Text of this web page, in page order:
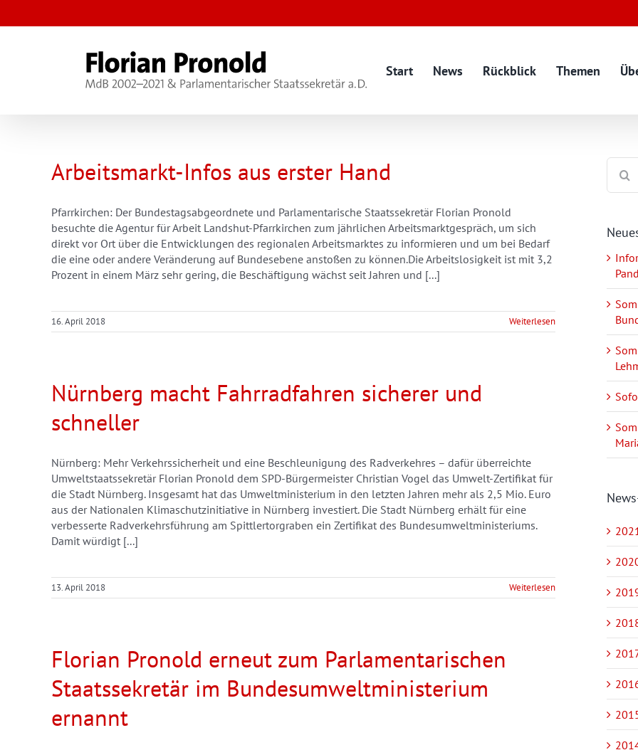
Inhalt
Start News Rückblick Themen
Arbeitsmarkt-Infos aus erster Hand
Pfarrkirchen: Der Bundestagsabgeordnete und Parlamentarische Staatssekretär Florian Pronold
besuchte die Agentur für Arbeit Landshut-Pfarrkirchen zum jährlichen Arbeitsmarktgespräch, um sich
direkt vor Ort über die Entwicklungen des regionalen Arbeitsmarktes zu informieren und um bei Bedarf
die eine oder andere Veränderung auf Bundesebene anstoßen zu können.Die Arbeitslosigkeit ist mit 3,2
Prozent in einem März sehr gering, die Beschäftigung wächst seit Jahren und [...]
16. April 2018 Weiterlesen
Nürnberg macht Fahrradfahren sicherer und
schneller
Nürnberg: Mehr Verkehrssicherheit und eine Beschleunigung des Radverkehres – dafür überreichte
Umweltstaatssekretär Florian Pronold dem SPD-Bürgermeister Christian Vogel das Umwelt-Zertifikat für
die Stadt Nürnberg. Insgesamt hat das Umweltministerium in den letzten Jahren mehr als 2,5 Mio. Euro
aus der Nationalen Klimaschutzinitiative in Nürnberg investiert. Die Stadt Nürnberg erhält für eine
verbesserte Radverkehrsführung am Spittlertorgraben ein Zertifikat des Bundesumweltministeriums.
Damit würdigt [...]
13. April 2018 Weiterlesen
Florian Pronold erneut zum Parlamentarischen
Staatssekretär im Bundesumweltministerium
ernannt
nach: